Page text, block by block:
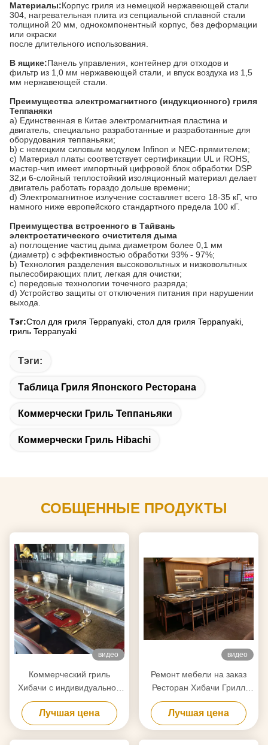
Материалы:Корпус гриля из немецкой нержавеющей стали
304, нагревательная плита из сепциальной сплавной стали
толщиной 20 мм, однокомпонентный корпус, без деформации
или окраски
после длительного использования.
В ящике:Панель управления, контейнер для отходов и
фильтр из 1,0 мм нержавеющей стали, и впуск воздуха из 1,5
мм нержавеющей стали.
Преимущества электромагнитного (индукционного) гриля
Теппаняки
a) Единственная в Китае электромагнитная пластина и
двигатель, специально разработанные и разработанные для
оборудования теппаньяки;
b) с немецким силовым модулем Infinon и NEC-прямителем;
c) Материал платы соответствует сертификации UL и ROHS,
мастер-чип имеет импортный цифровой блок обработки DSP
32,и 6-слойный теплостойкий изоляционный материал делает
двигатель работать гораздо дольше времени;
d) Электромагнитное излучение составляет всего 18-35 кГ, что
намного ниже европейского стандартного предела 100 кГ.
Преимущества встроенного в Тайвань
электростатического очистителя дыма
а) поглощение частиц дыма диаметром более 0,1 мм
(диаметр) с эффективностью обработки 93% - 97%;
b) Технология разделения высоковольтных и низковольтных
пылесобирающих плит, легкая для очистки;
c) передовые технологии точечного разряда;
d) Устройство защиты от отключения питания при нарушении
выхода.
Тэг:Стол для гриля Teppanyaki, стол для гриля Teppanyaki,
гриль Teppanyaki
Тэги:
Таблица Гриля Японского Ресторана
Коммерчески Гриль Теппаньяки
Коммерчески Гриль Hibachi
СОБЩЕННЫЕ ПРОДУКТЫ
видео
Коммерческий гриль
Хибачи с индивидуальной
плоской поверхностью из
легированной стали
Лучшая цена
видео
Ремонт мебели на заказ
Ресторан Хибачи Грилл
Температурный диапазон
50-300C
Лучшая цена